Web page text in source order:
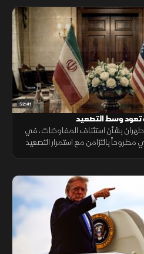
52:41
تعود وسط التصعيد
بشأن استئناف المفاوضات، في
بالتزامن مع استمرار التصعيد